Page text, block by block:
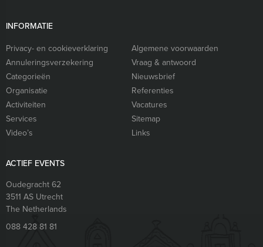
INFORMATIE
Privacy- en cookieverklaring
Algemene voorwaarden
Annuleringsverzekering
Vraag & antwoord
Categorieën
Nieuwsbrief
Organisatie
Referenties
Activiteiten
Vacatures
Services
Sitemap
Video’s
Links
ACTIEF EVENTS
Oudegracht 62
3511 AS Utrecht
The Netherlands
088 428 81 81